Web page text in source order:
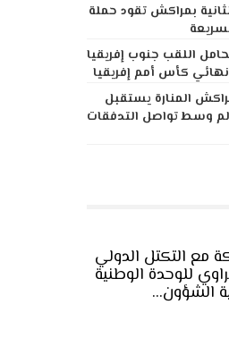
بمراكش تقود حملة
اللقب جنوب إفريقيا
كأس أمم إفريقيا
مطار مراكش المنارة يستقبل
العالم وسط تواصل التدفقات
مع التكتل الدولي
للوحدة الوطنية
الشؤون…